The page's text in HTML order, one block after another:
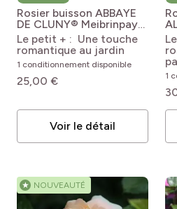
Rosier buisson ABBAYE
DE CLUNY® Meibrinpay
Rosa Abbaye de Cluny®
'Meibrinpay'
Le petit + : Une touche
romantique au jardin
1 conditionnement disponible
25,00 €
Voir le détail
1
★ NOUVEAUTÉ